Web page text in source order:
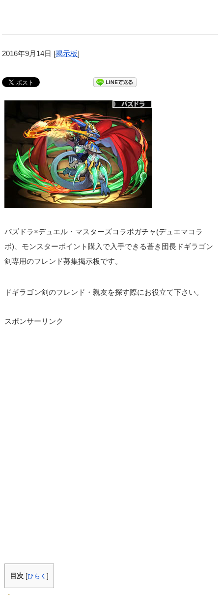
2016年9月14日 [掲示板]
パズドラ×デュエル・マスターズコラボガチャ(デュエマコラ
ボ)、モンスターポイント購入で入手できる蒼き団長ドギラゴン
剣専用のフレンド募集掲示板です。
ドギラゴン剣のフレンド・親友を探す際にお役立て下さい。
スポンサーリンク
目次 [ひらく]